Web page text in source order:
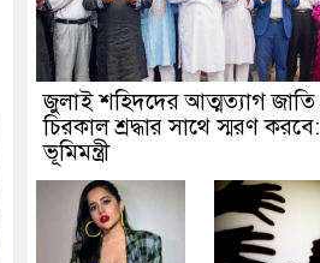
জুলাই শহিদদের আত্মত্যাগ জাতি
চিরকাল শ্রদ্ধার সাথে স্মরণ করবে:
ভূমিমন্ত্রী